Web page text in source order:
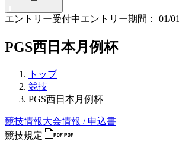
エントリー受付中エントリー期間： 01/01
PGS西日本月例杯
トップ
競技
PGS西日本月例杯
競技情報大会情報 / 申込書
競技規定